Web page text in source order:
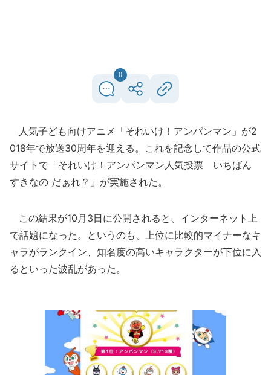
0
人気子ども向けアニメ「それいけ！アンパンマン」が2
018年で放送30周年を迎える。これを記念して作品の公式
サイトで「それいけ！アンパンマン人気投票 いちばん
すきなの だぁれ？」が実施された。
この結果が10月3日に公開されると、インターネット上
で話題になった。というのも、上位に比較的マイナーなキ
ャラがランクイン、知名度の高いキャラクターが下位に入
るといった波乱があった。